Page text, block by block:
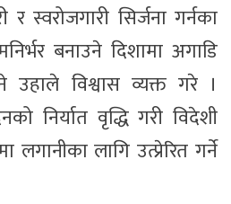
स्वरोजगारी सिर्जना गर्नका
बनाउने दिशामा अगाडि
विश्वास व्यक्त गरे ।
निर्यात वृद्धि गरी विदेशी
लगानीका लागि उत्प्रेरित गर्ने